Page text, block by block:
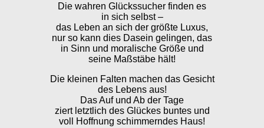
Die wahren Glückssucher finden es
in sich selbst –
das Leben an sich der größte Luxus,
nur so kann dies Dasein gelingen, das
in Sinn und moralische Größe und
seine Maßstäbe hält!
Die kleinen Falten machen das Gesicht
des Lebens aus!
Das Auf und Ab der Tage
ziert letztlich des Glückes buntes und
voll Hoffnung schimmerndes Haus!